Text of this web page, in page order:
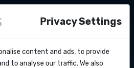
Privacy Settings
content and ads, to provide
to analyse our traffic. We also